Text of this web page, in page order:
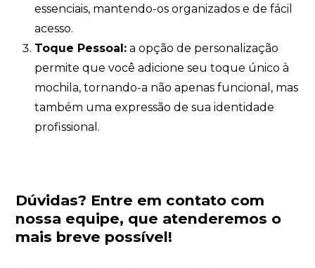
essenciais, mantendo-os organizados e de fácil
acesso.
Toque Pessoal:a opção de personalização
permite que você adicione seu toque único à
mochila, tornando-a não apenas funcional, mas
também uma expressão de sua identidade
profissional.
Dúvidas? Entre em contato com
nossa equipe, que atenderemos o
mais breve possível!